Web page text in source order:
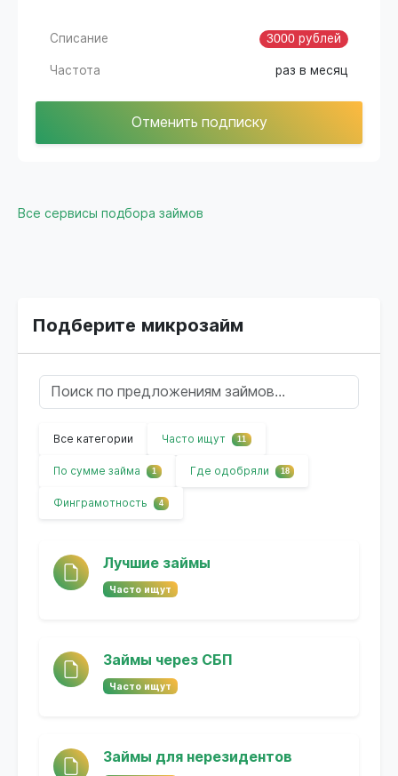
Списание 3000 рублей
Частота раз в месяц
Отменить подписку
Все сервисы подбора займов
Подберите микрозайм
Все категории Часто ищут 11
По сумме займа 1 Где одобряли 18
Финграмотность 4
Лучшие займы
Часто ищут
Займы через СБП
Часто ищут
Займы для нерезидентов